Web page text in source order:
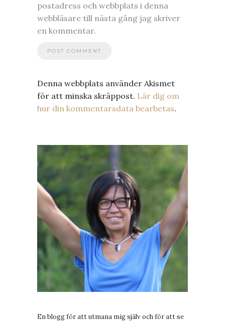
postadress och webbplats i denna
webbläsare till nästa gång jag skriver
en kommentar.
Denna webbplats använder Akismet
för att minska skräppost. Lär dig om
hur din kommentarsdata bearbetas.
En blogg för att utmana mig själv och för att se